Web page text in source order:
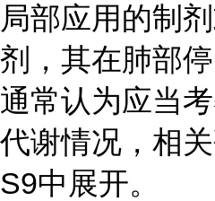
局部应用的制
剂，其在肺部
通常认为应当
代谢情况，相
S9中展开。